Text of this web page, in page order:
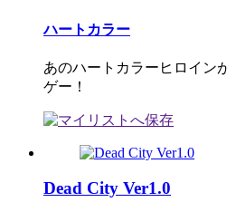
ハートカラー
あのハートカラーヒロイン
ゲー！
Dead City Ver1.0